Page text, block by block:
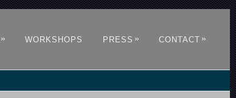
» WORKSHOPS PRESS » CONTACT »